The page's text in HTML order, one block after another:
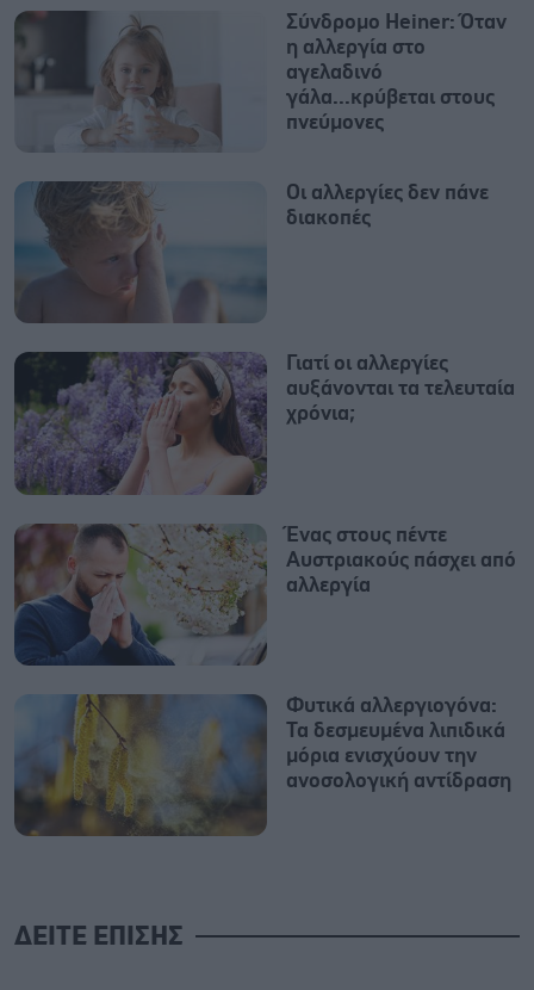
Σύνδρομο Heiner: Όταν
η αλλεργία στο
αγελαδινό
γάλα...κρύβεται στους
πνεύμονες
Οι αλλεργίες δεν πάνε
διακοπές
Γιατί οι αλλεργίες
αυξάνονται τα τελευταία
χρόνια;
Ένας στους πέντε
Αυστριακούς πάσχει από
αλλεργία
Φυτικά αλλεργιογόνα:
Τα δεσμευμένα λιπιδικά
μόρια ενισχύουν την
ανοσολογική αντίδραση
ΔΕΙΤΕ ΕΠΙΣΗΣ